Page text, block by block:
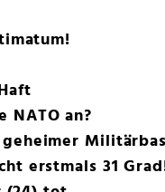
an?
erstmals 31